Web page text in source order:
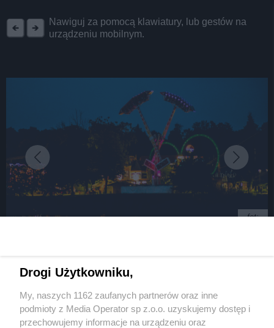
Nawiguj za pomocą klawiatury, lub gestów na
urządzeniu mobilnym.
fot:
Party! To będzie najpiękniejsza noc tego lata!
Wydawca mediów lokalnych
Drogi Użytkowniku,
My, naszych 1162 zaufanych partnerów oraz inne
podmioty z Media Operator sp z.o.o. uzyskujemy dostęp i
przechowujemy informacje na urządzeniu oraz